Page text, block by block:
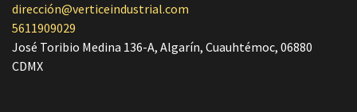
dirección@verticeindustrial.com
5611909029
José Toribio Medina 136-A, Algarín, Cuauhtémoc, 06880
CDMX